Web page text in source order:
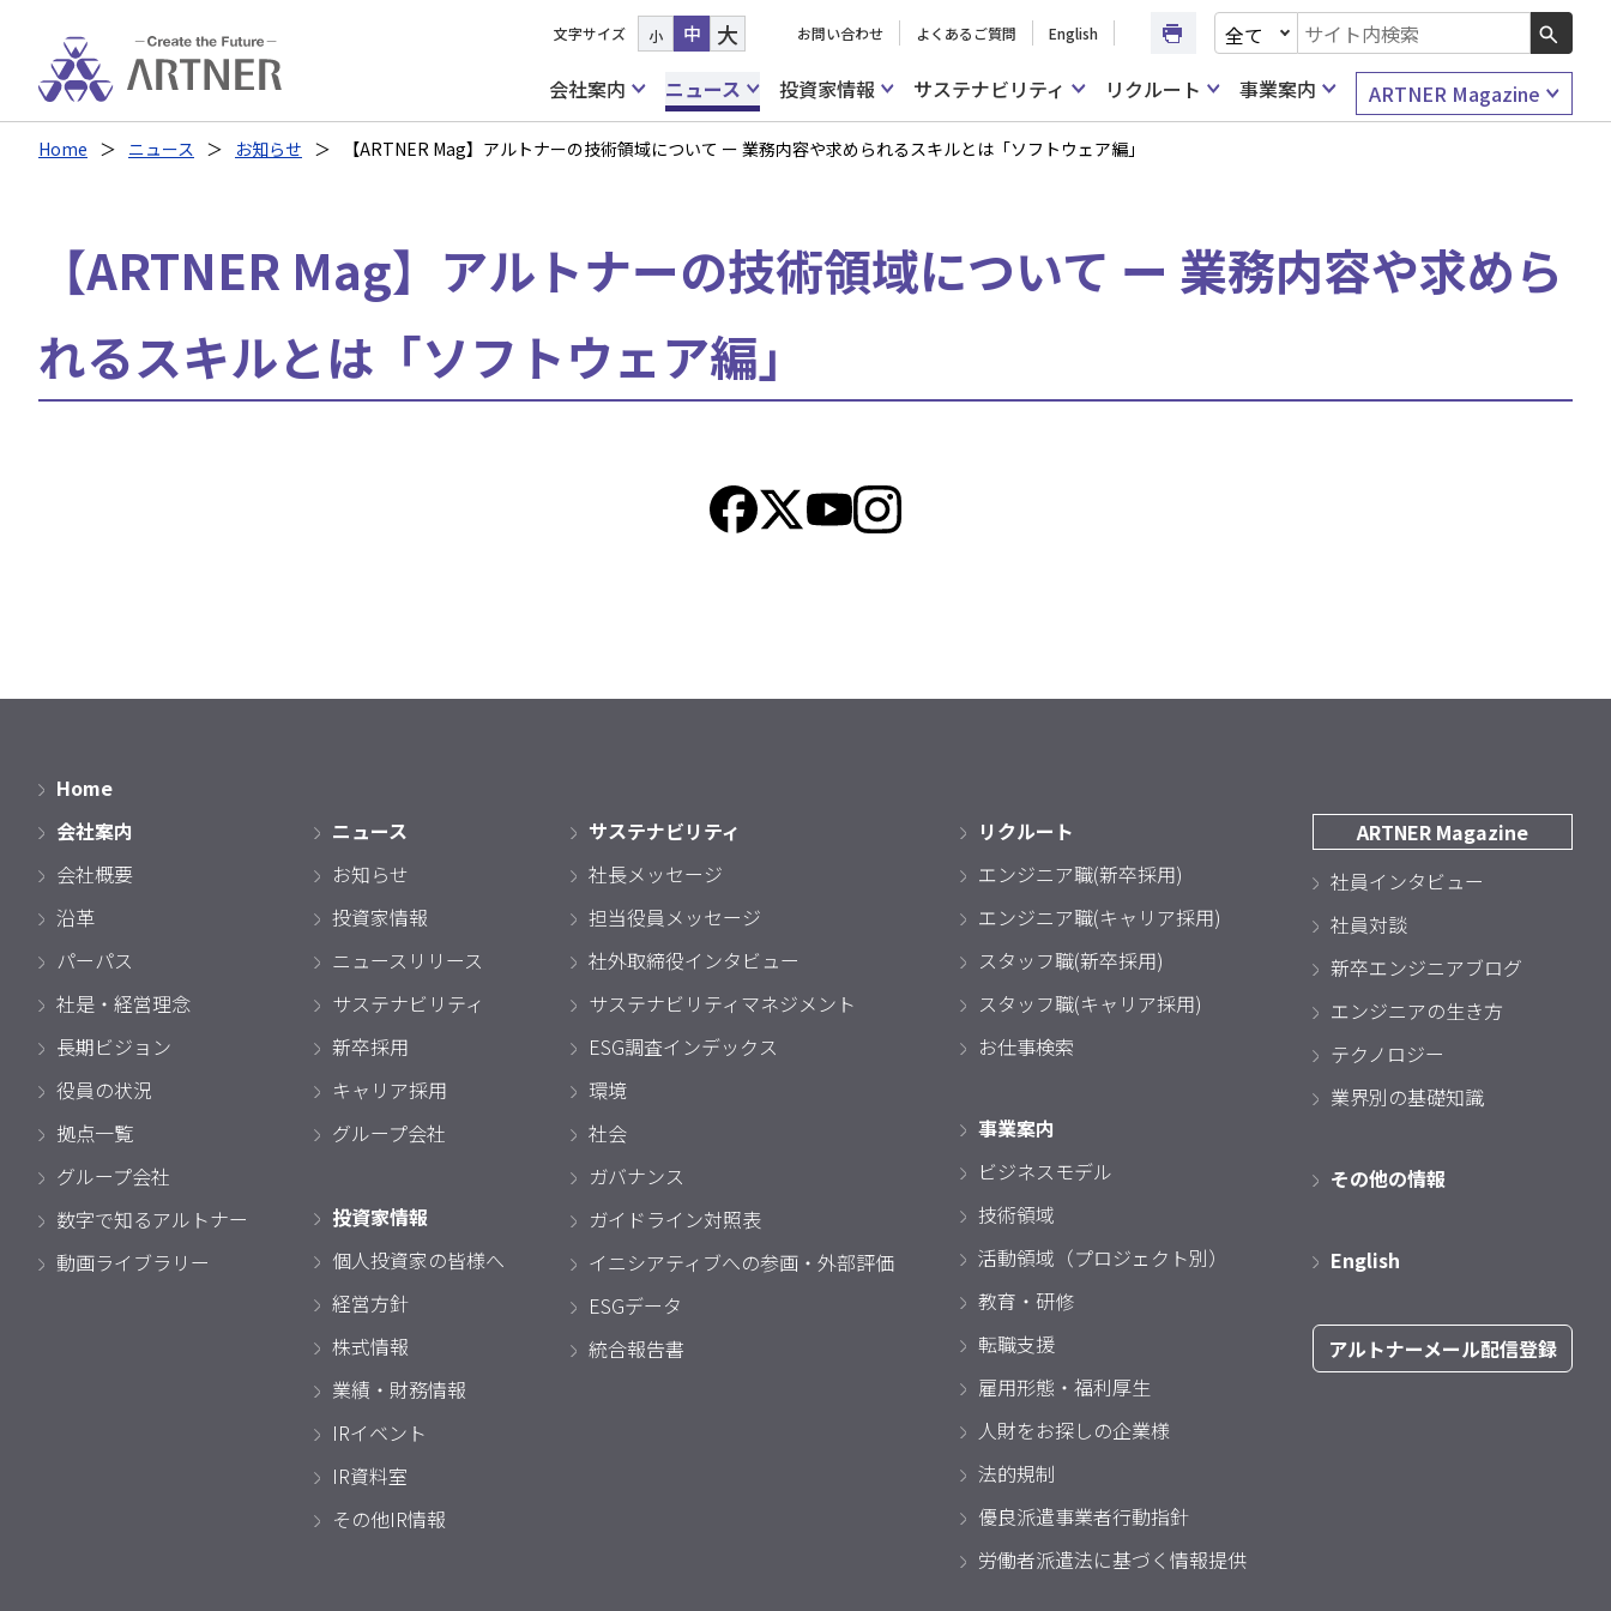
文字サイズ 小 中 大 お問い合わせ よくあるご質問 English
文書種別を選択
検索キーワード入力
会社案内
ニュース 投資家情報 サステナビリティ リクルート 事業案内 ARTNER Magazine
Home ニュース お知らせ 【ARTNER Mag】アルトナーの技術領域について ー 業務内容や求められるスキルとは「ソフトウェア編」
【ARTNER Mag】アルトナーの技術領域について ー 業務内容や求めら
れるスキルとは「ソフトウェア編」
Home
会社案内
会社概要
沿革
パーパス
社是・経営理念
長期ビジョン
役員の状況
拠点一覧
グループ会社
数字で知るアルトナー
動画ライブラリー
ニュース
お知らせ
投資家情報
ニュースリリース
サステナビリティ
新卒採用
キャリア採用
グループ会社
投資家情報
個人投資家の皆様へ
経営方針
株式情報
業績・財務情報
IRイベント
IR資料室
その他IR情報
サステナビリティ
社長メッセージ
担当役員メッセージ
社外取締役インタビュー
サステナビリティマネジメント
ESG調査インデックス
環境
社会
ガバナンス
ガイドライン対照表
イニシアティブへの参画・外部評価
ESGデータ
統合報告書
リクルート
エンジニア職(新卒採用)
エンジニア職(キャリア採用)
スタッフ職(新卒採用)
スタッフ職(キャリア採用)
お仕事検索
事業案内
ビジネスモデル
技術領域
活動領域（プロジェクト別）
教育・研修
転職支援
雇用形態・福利厚生
人財をお探しの企業様
法的規制
優良派遣事業者行動指針
労働者派遣法に基づく情報提供
ARTNER Magazine
社員インタビュー
社員対談
新卒エンジニアブログ
エンジニアの生き方
テクノロジー
業界別の基礎知識
その他の情報
English
アルトナーメール配信登録